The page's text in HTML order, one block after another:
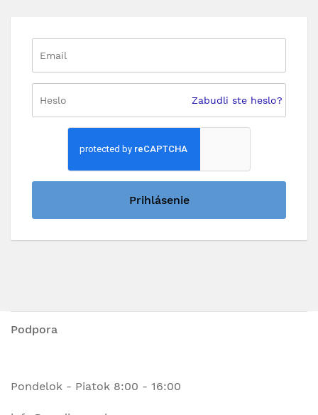
Zabudli ste heslo?
Prihlásenie
Podpora
Pondelok - Piatok 8:00 - 16:00